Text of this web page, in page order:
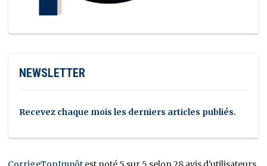
NEWSLETTER
Recevez chaque mois les derniers articles publiés.